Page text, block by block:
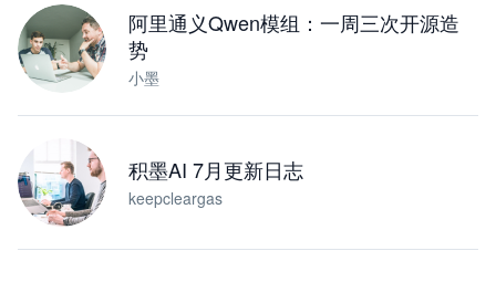
阿里通义Qwen模组：一周三次开源造
势
小墨
积墨AI 7月更新日志
keepcleargas